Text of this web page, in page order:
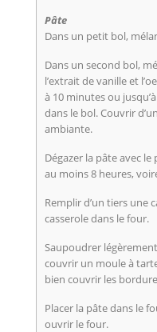
Pâte
Dans un petit bol,
Dans un second bol,
l’extrait de vanille et
à 10 minutes ou
dans le bol. Couvrir
ambiante.
Dégazer la pâte avec
au moins 8 heures,
Remplir d’un tiers une
casserole dans le four.
Saupoudrer
couvrir un moule à
bien couvrir les
Placer la pâte dans le
ouvrir le four.